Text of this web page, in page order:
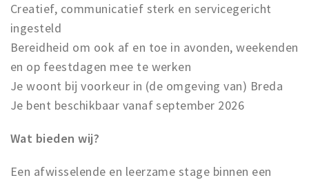
Creatief, communicatief sterk en servicegericht
ingesteld
Bereidheid om ook af en toe in avonden, weekenden
en op feestdagen mee te werken
Je woont bij voorkeur in (de omgeving van) Breda
Je bent beschikbaar vanaf september 2026
Wat bieden wij?
Een afwisselende en leerzame stage binnen een